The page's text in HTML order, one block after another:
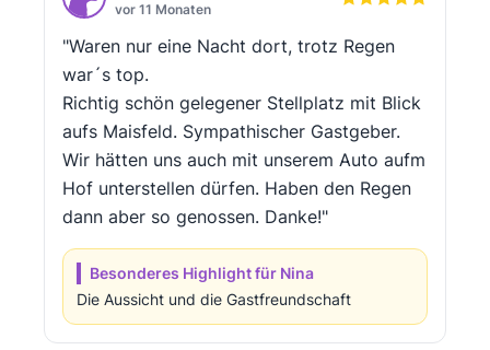
vor 11 Monaten
"Waren nur eine Nacht dort, trotz Regen
war´s top.
Richtig schön gelegener Stellplatz mit Blick
aufs Maisfeld. Sympathischer Gastgeber.
Wir hätten uns auch mit unserem Auto aufm
Hof unterstellen dürfen. Haben den Regen
dann aber so genossen. Danke!"
Besonderes Highlight für Nina
Die Aussicht und die Gastfreundschaft